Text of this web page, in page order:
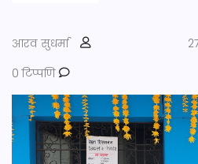
आरव सुधर्मा
0 टिप्पणि